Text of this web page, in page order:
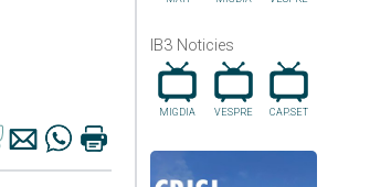
IB3 Noticies
MIGDIA VESPRE CAP.SET